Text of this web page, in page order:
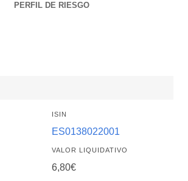
PERFIL DE RIESGO
ISIN
ES0138022001
VALOR LIQUIDATIVO
6,80€